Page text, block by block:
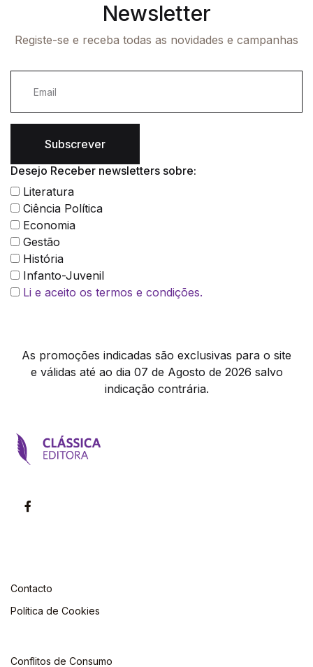
Newsletter
Registe-se e receba todas as novidades e campanhas
Subscrever
Desejo Receber newsletters sobre:
Literatura
Ciência Política
Economia
Gestão
História
Infanto-Juvenil
Li e aceito os termos e condições.
As promoções indicadas são exclusivas para o site
e válidas até ao dia 07 de Agosto de 2026 salvo
indicação contrária.
Contacto
Política de Cookies
Conflitos de Consumo